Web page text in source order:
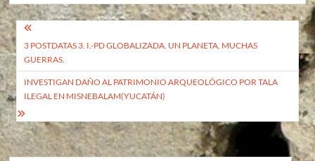
Navegación
de
entradas
3 POSTDATAS 3. I.-PD GLOBALIZADA. UN PLANETA, MUCHAS
GUERRAS.
INVESTIGAN DAÑO AL PATRIMONIO ARQUEOLÓGICO POR TALA
ILEGAL EN MISNEBALAM(YUCATÁN)